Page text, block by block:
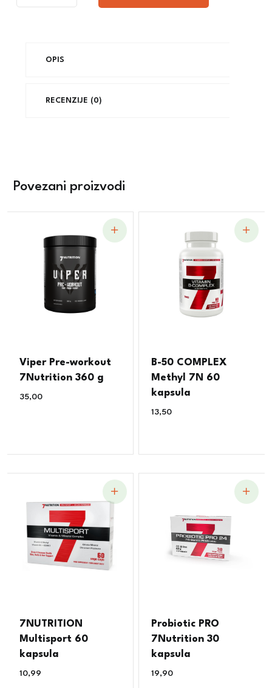
OPIS
RECENZIJE (0)
Povezani proizvodi
Viper Pre-workout
7Nutrition 360 g
35,00
B-50 COMPLEX
Methyl 7N 60
kapsula
13,50
7NUTRITION
Multisport 60
kapsula
10,99
Probiotic PRO
7Nutrition 30
kapsula
19,90